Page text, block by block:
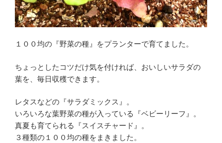
均
支
柱
で
単
手
り”
の
１００均の『野菜の種』をプランターで育てました。
ちょっとしたコツだけ気を付ければ、おいしいサラダの
葉を、毎日収穫できます。
レタスなどの『サラダミックス』。
いろいろな葉野菜の種が入っている『ベビーリーフ』。
真夏も育てられる『スイスチャード』。
３種類の１００均の種をまきました。